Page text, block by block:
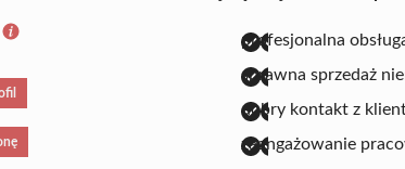
profesjonalna
sprawna sprzedaż
dobry kontakt z
zaangażowanie